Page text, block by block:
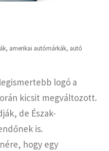
, amerikai autómárkák, autó
logó a
kicsit megváltozott.
de Észak-
is.
hogy egy